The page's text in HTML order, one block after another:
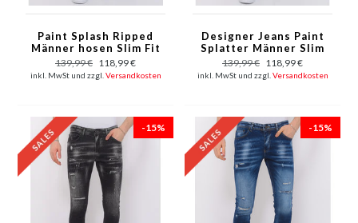
Paint Splash Ripped
Männer hosen Slim Fit
-1071- Blau
139,99 € 118,99 €
inkl. MwSt und zzgl. Versandkosten
Designer Jeans Paint
Splatter Männer Slim
Fit -1072 - Blau
139,99 € 118,99 €
inkl. MwSt und zzgl. Versandkosten
-15% -15%